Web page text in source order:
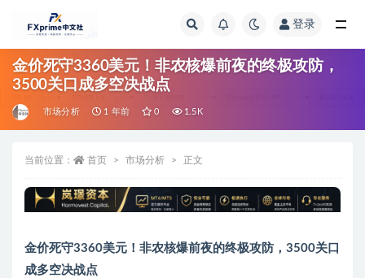
登录
金价死守3360美元！非农核爆前夜的终极攻防，
3500关口成多空决战点
市场分析 1 年前 0 1.5K
当前位置： 首页 市场分析 正文
金价死守3360美元！非农核爆前夜的终极攻防，3500关口
成多空决战点